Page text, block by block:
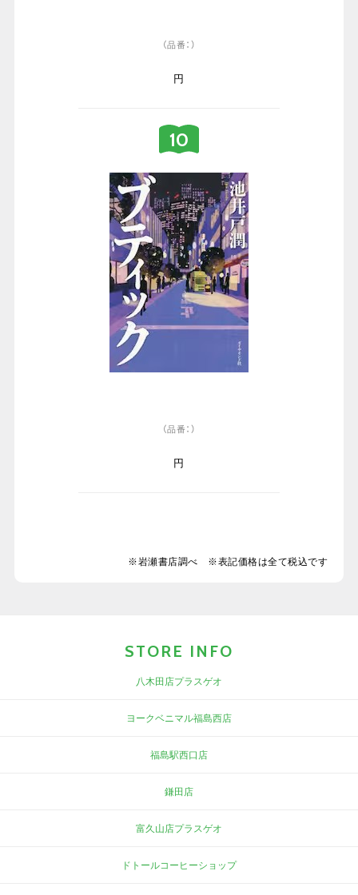
（品番：）
円
（品番：）
円
※岩瀬書店調べ ※表記価格は全て税込です
STORE INFO
八木田店プラスゲオ
ヨークベニマル福島西店
福島駅西口店
鎌田店
富久山店プラスゲオ
ドトールコーヒーショップ